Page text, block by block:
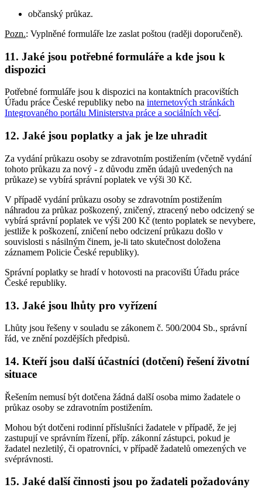
občanský průkaz.
Pozn.: Vyplněné formuláře lze zaslat poštou (raději doporučeně).
11. Jaké jsou potřebné formuláře a kde jsou k
dispozici
Potřebné formuláře jsou k dispozici na kontaktních pracovištích
Úřadu práce České republiky nebo na internetových stránkách
Integrovaného portálu Ministerstva práce a sociálních věcí.
12. Jaké jsou poplatky a jak je lze uhradit
Za vydání průkazu osoby se zdravotním postižením (včetně vydání
tohoto průkazu za nový - z důvodu změn údajů uvedených na
průkaze) se vybírá správní poplatek ve výši 30 Kč.
V případě vydání průkazu osoby se zdravotním postižením
náhradou za průkaz poškozený, zničený, ztracený nebo odcizený se
vybírá správní poplatek ve výši 200 Kč (tento poplatek se nevybere,
jestliže k poškození, zničení nebo odcizení průkazu došlo v
souvislosti s násilným činem, je-li tato skutečnost doložena
záznamem Policie České republiky).
Správní poplatky se hradí v hotovosti na pracovišti Úřadu práce
České republiky.
13. Jaké jsou lhůty pro vyřízení
Lhůty jsou řešeny v souladu se zákonem č. 500/2004 Sb., správní
řád, ve znění pozdějších předpisů.
14. Kteří jsou další účastníci (dotčení) řešení životní
situace
Řešením nemusí být dotčena žádná další osoba mimo žadatele o
průkaz osoby se zdravotním postižením.
Mohou být dotčeni rodinní příslušníci žadatele v případě, že jej
zastupují ve správním řízení, příp. zákonní zástupci, pokud je
žadatel nezletilý, či opatrovníci, v případě žadatelů omezených ve
svéprávnosti.
15. Jaké další činnosti jsou po žadateli požadovány